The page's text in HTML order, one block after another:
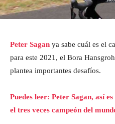
Peter Sagan ya sabe cuál es el
para este 2021, el Bora
plantea importantes desafíos.
Puedes leer: Peter Sagan, así
el tres veces campeón del